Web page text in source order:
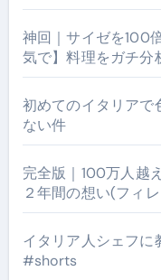
神回｜サイゼを100
気で】料理をガチ分
初めてのイタリアで
ない件
完全版｜100万人越
２年間の想い(フィ
イタリア人シェフに
#shorts